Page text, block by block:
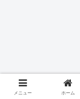
メニュー ホーム